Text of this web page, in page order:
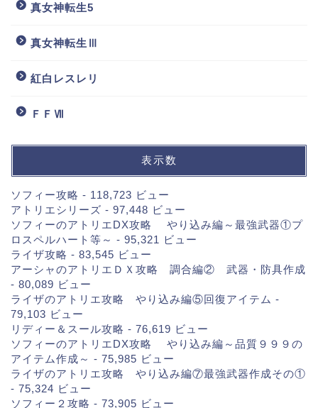
真女神転生5
真女神転生Ⅲ
紅白レスレリ
ＦＦⅦ
表示数
ソフィー攻略 - 118,723 ビュー
アトリエシリーズ - 97,448 ビュー
ソフィーのアトリエDX攻略 やり込み編～最強武器①プ
ロスペルハート等～ - 95,321 ビュー
ライザ攻略 - 83,545 ビュー
アーシャのアトリエＤＸ攻略 調合編② 武器・防具作成
- 80,089 ビュー
ライザのアトリエ攻略 やり込み編⑤回復アイテム -
79,103 ビュー
リディー＆スール攻略 - 76,619 ビュー
ソフィーのアトリエDX攻略 やり込み編～品質９９９の
アイテム作成～ - 75,985 ビュー
ライザのアトリエ攻略 やり込み編⑦最強武器作成その①
- 75,324 ビュー
ソフィー２攻略 - 73,905 ビュー